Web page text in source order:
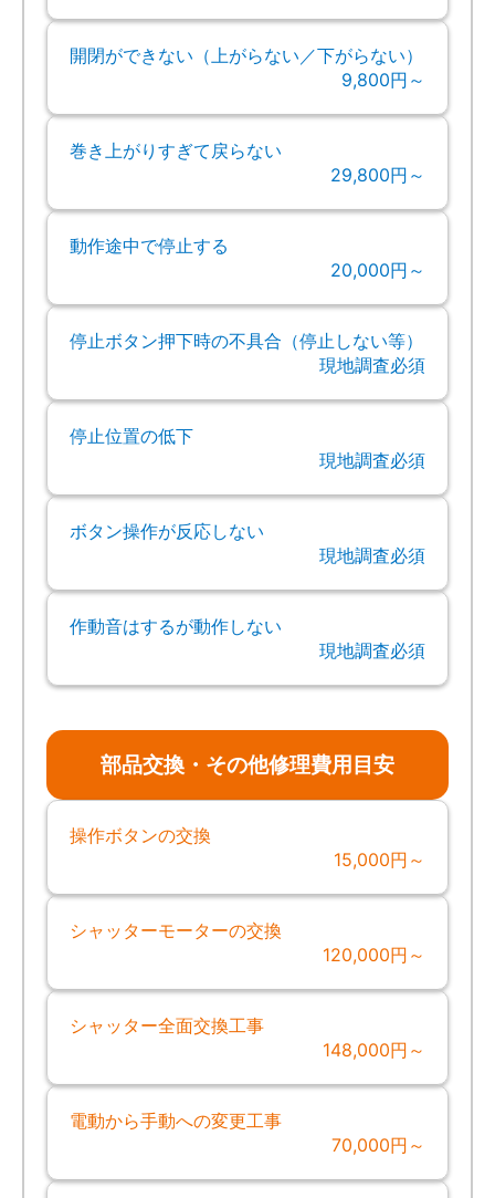
開閉ができない（上がらない／下がらない）
9,800円～
巻き上がりすぎて戻らない
29,800円～
動作途中で停止する
20,000円～
停止ボタン押下時の不具合（停止しない等）
現地調査必須
停止位置の低下
現地調査必須
ボタン操作が反応しない
現地調査必須
作動音はするが動作しない
現地調査必須
部品交換・その他修理費用目安
操作ボタンの交換
15,000円～
シャッターモーターの交換
120,000円～
シャッター全面交換工事
148,000円～
電動から手動への変更工事
70,000円～